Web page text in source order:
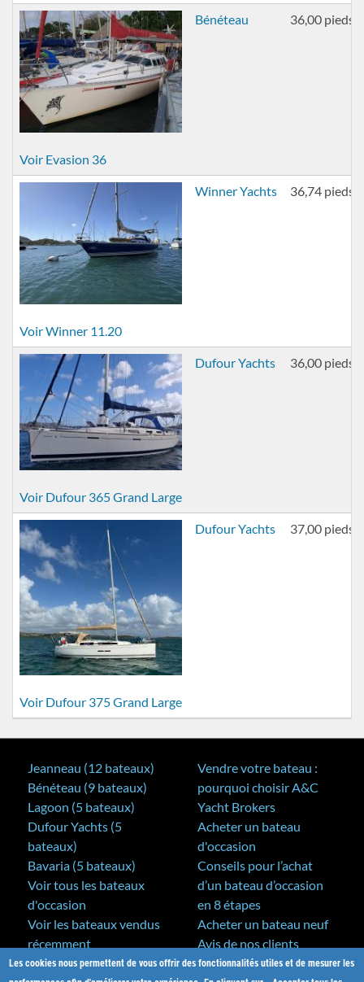
Les cookies nous permettent de vous offrir des fonctionnalités utiles et de mesurer les
Voir Evasion 36
Bénéteau 36,00 pieds
Voir Winner 11.20
Winner Yachts 36,74 pieds
Voir Dufour 365 Grand Large
Dufour Yachts 36,00 pieds
Voir Dufour 375 Grand Large
Dufour Yachts 37,00 pieds
Jeanneau (12 bateaux)
Bénéteau (9 bateaux)
Lagoon (5 bateaux)
Dufour Yachts (5
bateaux)
Bavaria (5 bateaux)
Voir tous les bateaux
d'occasion
Voir les bateaux vendus
récemment
Vendre votre bateau :
pourquoi choisir A&C
Yacht Brokers
Acheter un bateau
d'occasion
Conseils pour l’achat
d’un bateau d’occasion
en 8 étapes
Acheter un bateau neuf
Avis de nos clients
A&C Yacht Brokers Bateaux neufs